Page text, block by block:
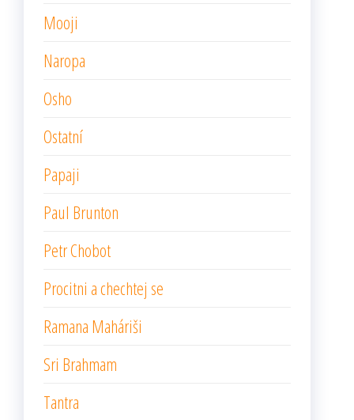
Mooji
Naropa
Osho
Ostatní
Papaji
Paul Brunton
Petr Chobot
Procitni a chechtej se
Ramana Maháriši
Sri Brahmam
Tantra